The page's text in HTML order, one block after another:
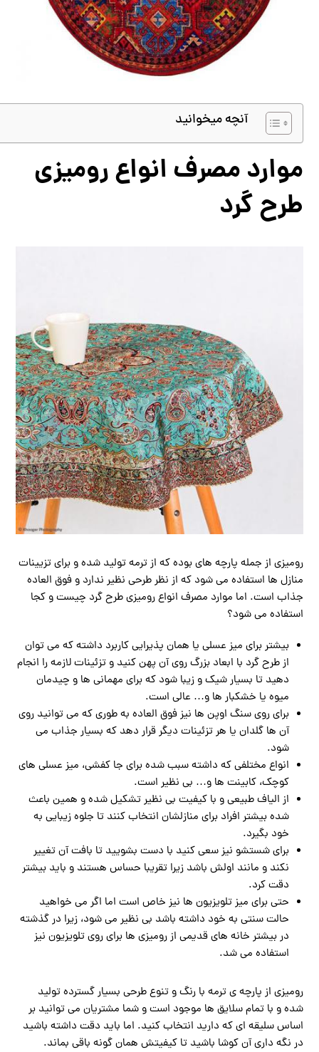
آنچه میخوانید
موارد مصرف انواع رومیزی
طرح گرد
رومیزی از جمله پارچه های بوده که از ترمه تولید شده و برای تزیینات
منازل ها استفاده می شود که از نظر طرحی نظیر ندارد و فوق العاده
جذاب است. اما موارد مصرف انواع رومیزی طرح گرد چیست و کجا
استفاده می شود؟
بیشتر برای میز عسلی یا همان پذیرایی کاربرد داشته که می توان
از طرح گرد با ابعاد بزرگ روی آن پهن کنید و تزئینات لازمه را انجام
دهید تا بسیار شیک و زیبا شود که برای مهمانی ها و چیدمان
میوه یا خشکبار ها و… عالی است.
برای روی سنگ اوپن ها نیز فوق العاده به طوری که می توانید روی
آن ها گلدان یا هر تزئینات دیگر قرار دهد که بسیار جذاب می
شود.
انواع مختلفی که داشته سبب شده برای جا کفشی، میز عسلی های
کوچک، کابینت ها و… بی نظیر است.
از الیاف طبیعی و با کیفیت بی نظیر تشکیل شده و همین باعث
شده بیشتر افراد برای منازلشان انتخاب کنند تا جلوه زیبایی به
خود بگیرد.
برای شستشو نیز سعی کنید با دست بشویید تا بافت آن تغییر
نکند و مانند اولش باشد زیرا تقریبا حساس هستند و باید بیشتر
دقت کرد.
حتی برای میز تلویزیون ها نیز خاص است اما اگر می خواهید
حالت سنتی به خود داشته باشد بی نظیر می شود، زیرا در گذشته
در بیشتر خانه های قدیمی از رومیزی ها برای روی تلویزیون نیز
استفاده می شد.
رومیزی از پارچه ی ترمه با رنگ و تنوع طرحی بسیار گسترده تولید
شده و با تمام سلایق ها موجود است و شما مشتریان می توانید بر
اساس سلیقه ای که دارید انتخاب کنید. اما باید دقت داشته باشید
در نگه داری آن کوشا باشید تا کیفیتش همان گونه باقی بماند.